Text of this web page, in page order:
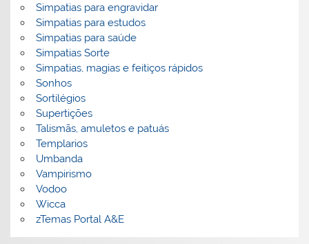
Simpatias para engravidar
Simpatias para estudos
Simpatias para saúde
Simpatias Sorte
Simpatias, magias e feitiços rápidos
Sonhos
Sortilégios
Supertições
Talismãs, amuletos e patuás
Templarios
Umbanda
Vampirismo
Vodoo
Wicca
zTemas Portal A&E